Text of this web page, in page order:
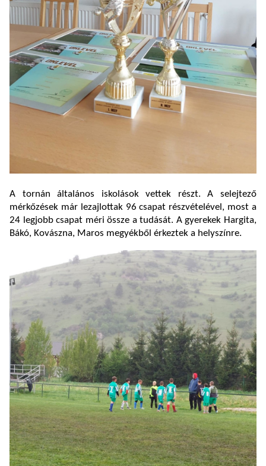
A tornán általános iskolások vettek részt. A selejtező
mérkőzések már lezajlottak 96 csapat részvételével, most a
24 legjobb csapat méri össze a tudását. A gyerekek Hargita,
Bákó, Kovászna, Maros megyékből érkeztek a helyszínre.